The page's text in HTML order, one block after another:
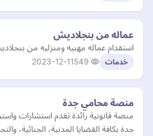
عماله من بنجلاديش
استقدام عماله مهنيه ومنزليه من
خدمات 2023-12-11
منصة محامي جدة
منصة قانونية رائدة تقدم استشارات
جدة بكافة القضايا المدنية، الجنائية،